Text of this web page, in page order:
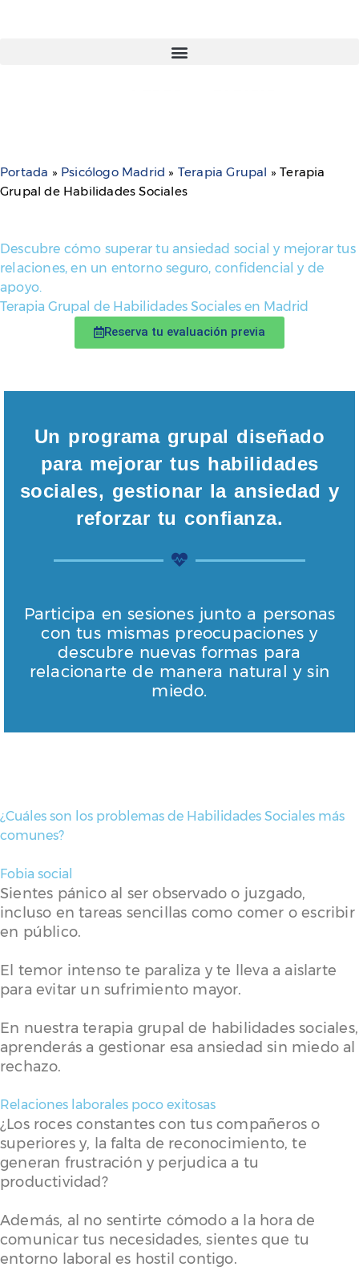
Portada » Psicólogo Madrid » Terapia Grupal »Terapia
Grupal de Habilidades Sociales
Descubre cómo superar tu ansiedad social y mejorar tus
relaciones, en un entorno seguro, confidencial y de
apoyo.
Terapia Grupal de Habilidades Sociales en Madrid
Reserva tu evaluación previa
Un programa grupal diseñado
para mejorar tus habilidades
sociales, gestionar la ansiedad y
reforzar tu confianza.
Participa en sesiones junto a personas
con tus mismas preocupaciones y
descubre nuevas formas para
relacionarte de manera natural y sin
miedo.
¿Cuáles son los problemas de Habilidades Sociales más
comunes?
Fobia social
Sientes pánico al ser observado o juzgado,
incluso en tareas sencillas como comer o escribir
en público.
El temor intenso te paraliza y te lleva a aislarte
para evitar un sufrimiento mayor.
En nuestra terapia grupal de habilidades sociales,
aprenderás a gestionar esa ansiedad sin miedo al
rechazo.
Relaciones laborales poco exitosas
¿Los roces constantes con tus compañeros o
superiores y, la falta de reconocimiento, te
generan frustración y perjudica a tu
productividad?
Además, al no sentirte cómodo a la hora de
comunicar tus necesidades, sientes que tu
entorno laboral es hostil contigo.